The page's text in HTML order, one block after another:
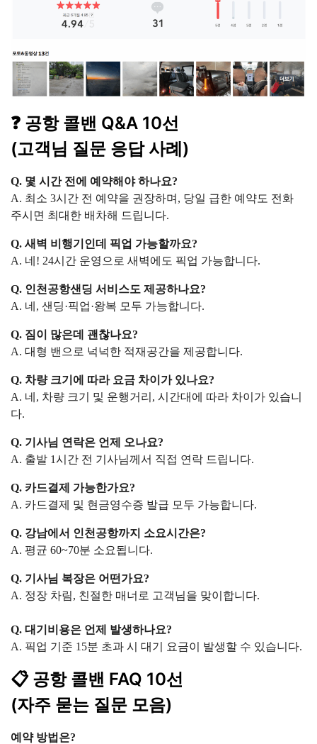
❓ 공항 콜밴 Q&A 10선
(고객님 질문 응답 사례)
Q. 몇 시간 전에 예약해야 하나요?
A. 최소 3시간 전 예약을 권장하며, 당일 급한 예약도 전화
주시면 최대한 배차해 드립니다.
Q. 새벽 비행기인데 픽업 가능할까요?
A. 네! 24시간 운영으로 새벽에도 픽업 가능합니다.
Q. 인천공항샌딩 서비스도 제공하나요?
A. 네, 샌딩·픽업·왕복 모두 가능합니다.
Q. 짐이 많은데 괜찮나요?
A. 대형 밴으로 넉넉한 적재공간을 제공합니다.
Q. 차량 크기에 따라 요금 차이가 있나요?
A. 네, 차량 크기 및 운행거리, 시간대에 따라 차이가 있습니
다.
Q. 기사님 연락은 언제 오나요?
A. 출발 1시간 전 기사님께서 직접 연락 드립니다.
Q. 카드결제 가능한가요?
A. 카드결제 및 현금영수증 발급 모두 가능합니다.
Q. 강남에서 인천공항까지 소요시간은?
A. 평균 60~70분 소요됩니다.
Q. 기사님 복장은 어떤가요?
A. 정장 차림, 친절한 매너로 고객님을 맞이합니다.
Q. 대기비용은 언제 발생하나요?
A. 픽업 기준 15분 초과 시 대기 요금이 발생할 수 있습니다.
📋 공항 콜밴 FAQ 10선
(자주 묻는 질문 모음)
예약 방법은?